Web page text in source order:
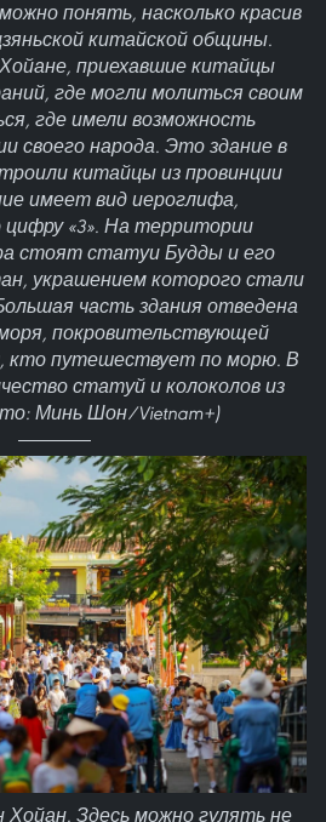
понять, насколько красив
китайской общины.
приехавшие китайцы
где могли молиться своим
где имели возможность
своего народа. Это здание в
китайцы из провинции
имеет вид иероглифа,
«3». На территории
стоят статуи Будды и его
украшением которого стали
часть здания отведена
покровительствующей
кто путешествует по морю. В
статуй и колоколов из
Минь Шон/Vietnam+)
Здесь можно гулять не